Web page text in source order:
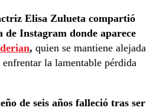
Elisa Zulueta compartió
de Instagram donde aparece
, quien se mantiene alejada
enfrentar la lamentable pérdida
de seis años falleció tras ser